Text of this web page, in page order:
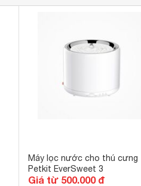
Máy lọc nước cho thú cưng
Petkit EverSweet 3
Giá từ 500.000 đ